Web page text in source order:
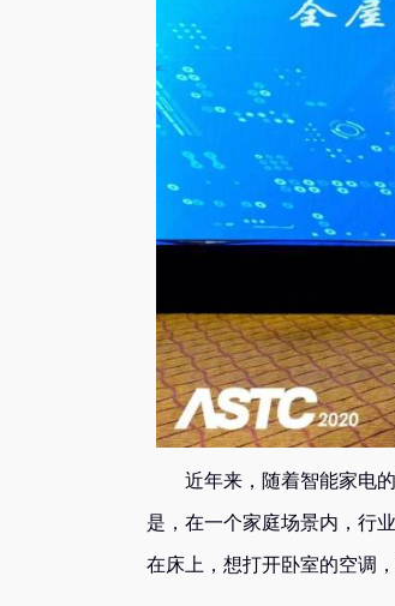
近年来，随着智能家电的
是，在一个家庭场景内，行
在床上，想打开卧室的空调